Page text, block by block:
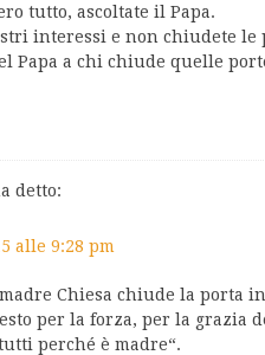
tutto, ascoltate il Papa.
interessi e non chiudete
Papa a chi chiude quelle
detto:
alle 9:28 pm
Chiesa chiude la porta
per la forza, per la grazia
perché è madre“.